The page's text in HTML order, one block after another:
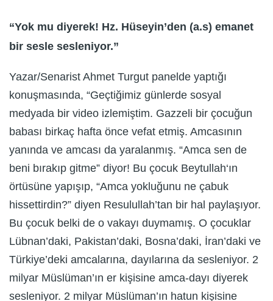
“Yok mu diyerek! Hz. Hüseyin’den (a.s) emanet
bir sesle sesleniyor.”
Yazar/Senarist Ahmet Turgut panelde yaptığı
konuşmasında, “Geçtiğimiz günlerde sosyal
medyada bir video izlemiştim. Gazzeli bir çocuğun
babası birkaç hafta önce vefat etmiş. Amcasının
yanında ve amcası da yaralanmış. “Amca sen de
beni bırakıp gitme” diyor! Bu çocuk Beytullah‘ın
örtüsüne yapışıp, “Amca yokluğunu ne çabuk
hissettirdin?” diyen Resulullah’tan bir hal paylaşıyor.
Bu çocuk belki de o vakayı duymamış. O çocuklar
Lübnan’daki, Pakistan’daki, Bosna’daki, İran’daki ve
Türkiye’deki amcalarına, dayılarına da sesleniyor. 2
milyar Müslüman’ın er kişisine amca-dayı diyerek
sesleniyor. 2 milyar Müslüman’ın hatun kişisine